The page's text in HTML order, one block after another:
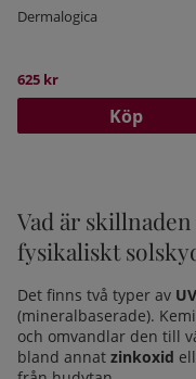
Dermalogica
625 kr
Köp
Vad är
fysikaliskt
Det finns två typer av
(mineralbaserade).
och omvandlar den till
bland annat zinkoxid